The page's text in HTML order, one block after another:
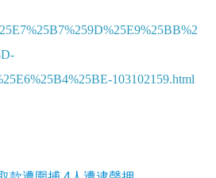
103102159.html